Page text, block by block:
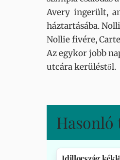
Avery ingerült,
háztartásába.
Nollie fivére,
Az egykor jobb
utcára kerüléstől.
Hasonló